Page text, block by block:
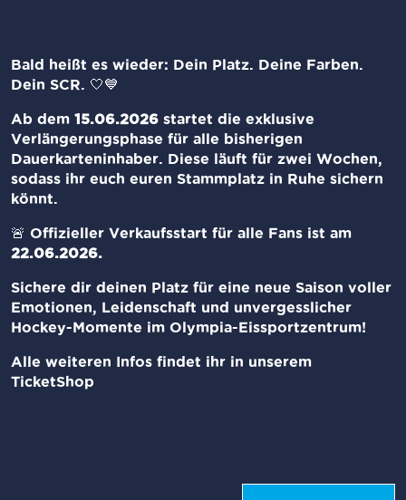
Bald heißt es wieder: Dein Platz. Deine Farben.
Dein SCR. 🤍💙
Ab dem 15.06.2026 startet die exklusive
Verlängerungsphase für alle bisherigen
Dauerkarteninhaber. Diese läuft für zwei Wochen,
sodass ihr euch euren Stammplatz in Ruhe sichern
könnt.
🚨 Offizieller Verkaufsstart für alle Fans ist am
22.06.2026.
Sichere dir deinen Platz für eine neue Saison voller
Emotionen, Leidenschaft und unvergesslicher
Hockey-Momente im Olympia-Eissportzentrum!
Alle weiteren Infos findet ihr in unserem
TicketShop